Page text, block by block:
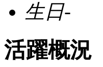
生日-
活躍概況